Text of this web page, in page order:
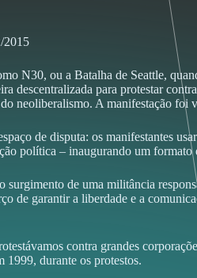
2015
N30, ou a Batalha de Seattle,
descentralizada para protestar
neoliberalismo. A manifestação
de disputa: os manifestantes
política – inaugurando um
de uma militância
de garantir a liberdade e a
contra grandes
1999, durante os protestos.